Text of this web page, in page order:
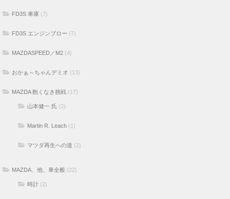
FD3S 車庫 (7)
FD3S エンジンブロー (7)
MAZDASPEED／M2 (4)
おかぁ～ちゃんデミオ (13)
MAZDA 飽くなき挑戦 (17)
山本健一 氏 (2)
Martin R. Leach (1)
マツダ再生への道 (2)
MAZDA、他、車全般 (22)
時計 (2)